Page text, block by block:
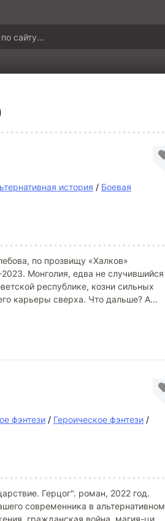
история / Боевая
по прозвищу «Халков»
Монголия, едва не случившийся
республике, козни сильных
карьеры сверха. Что дальше? А
фэнтези / Героическое фэнтези /
Герцог". роман, 2022 год.
современника в альтернативном
гражданская война, магия-ци,